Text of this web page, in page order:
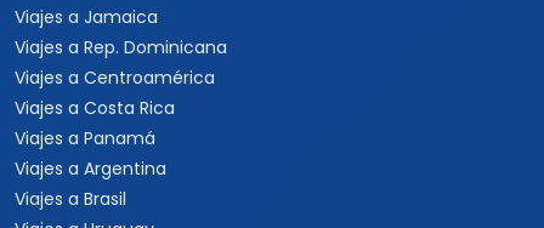
Viajes a Jamaica
Viajes a Rep. Dominicana
Viajes a Centroamérica
Viajes a Costa Rica
Viajes a Panamá
Viajes a Argentina
Viajes a Brasil